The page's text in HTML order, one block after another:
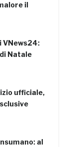
il
VNews24:
Natale
ufficiale,
al